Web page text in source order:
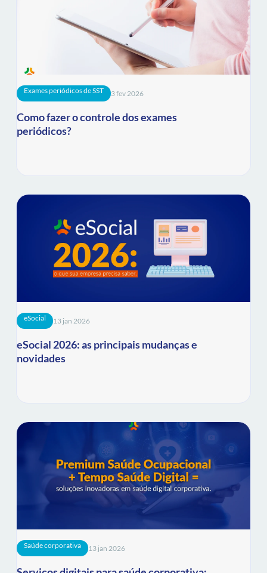
Exames periódicos de SST 3 fev 2026
Como fazer o controle dos exames
periódicos?
eSocial 13 jan 2026
eSocial 2026: as principais mudanças e
novidades
Saúde corporativa 13 jan 2026